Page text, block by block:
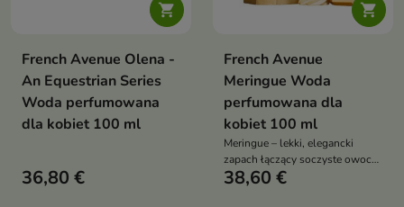

French Avenue Olena -
An Equestrian Series
Woda perfumowana
dla kobiet 100 ml
36,80 €

French Avenue
Meringue Woda
perfumowana dla
kobiet 100 ml
Meringue – lekki, elegancki
zapach łączący soczyste owoce
z kremową bazą wanilii i piżma,
38,60 €